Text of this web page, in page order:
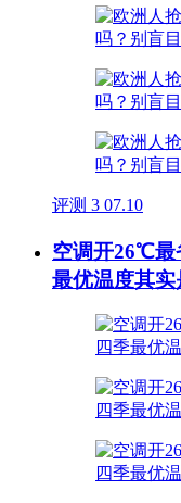
评测 3 07.10
空调开26℃最
最优温度其实